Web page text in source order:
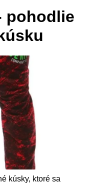
pohodlie
kúsky, ktoré sa